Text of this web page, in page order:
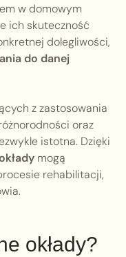
w domowym
ich skuteczność
dolegliwości,
do danej
z zastosowania
oraz
istotna. Dzięki
mogą
rehabilitacji,
okłady?